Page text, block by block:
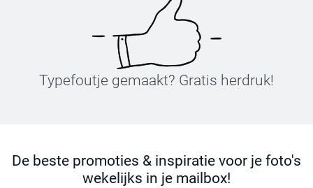
Typefoutje gemaakt? Gratis herdruk!
De beste promoties & inspiratie voor je foto's
wekelijks in je mailbox!